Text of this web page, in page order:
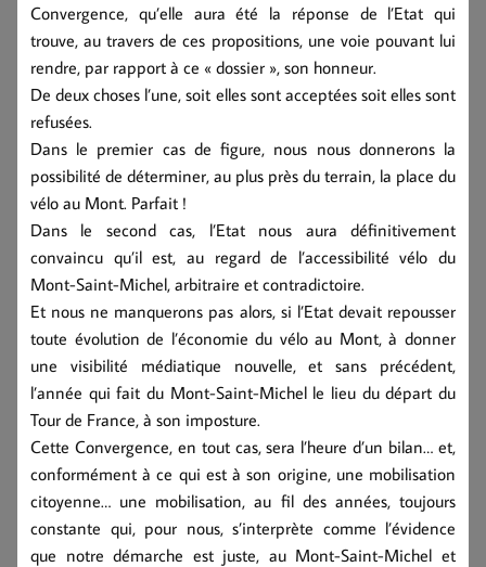
Convergence, qu’elle aura été la réponse de l’Etat qui
trouve, au travers de ces propositions, une voie pouvant lui
rendre, par rapport à ce « dossier », son honneur.
De deux choses l’une, soit elles sont acceptées soit elles sont
refusées.
Dans le premier cas de figure, nous nous donnerons la
possibilité de déterminer, au plus près du terrain, la place du
vélo au Mont. Parfait !
Dans le second cas, l’Etat nous aura définitivement
convaincu qu’il est, au regard de l’accessibilité vélo du
Mont-Saint-Michel, arbitraire et contradictoire.
Et nous ne manquerons pas alors, si l’Etat devait repousser
toute évolution de l’économie du vélo au Mont, à donner
une visibilité médiatique nouvelle, et sans précédent,
l’année qui fait du Mont-Saint-Michel le lieu du départ du
Tour de France, à son imposture.
Cette Convergence, en tout cas, sera l’heure d’un bilan… et,
conformément à ce qui est à son origine, une mobilisation
citoyenne… une mobilisation, au fil des années, toujours
constante qui, pour nous, s’interprète comme l’évidence
que notre démarche est juste, au Mont-Saint-Michel et